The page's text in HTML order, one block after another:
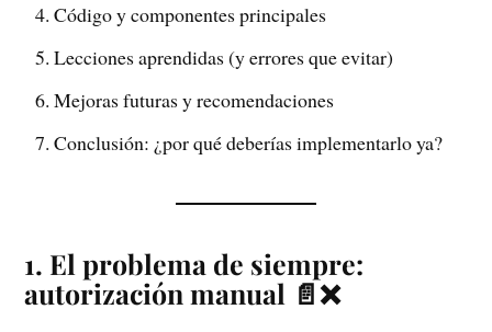
Código y componentes principales
Lecciones aprendidas (y errores que evitar)
Mejoras futuras y recomendaciones
Conclusión: ¿por qué deberías implementarlo ya?
1. El problema de siempre:
autorización manual 📄❌